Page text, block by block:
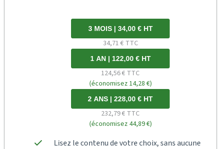
3 MOIS | 34,00 € HT
34,71 € TTC
1 AN | 122,00 € HT
124,56 € TTC
(économisez 14,28 €)
2 ANS | 228,00 € HT
232,79 € TTC
(économisez 44,89 €)
Lisez le contenu de votre choix, sans aucune